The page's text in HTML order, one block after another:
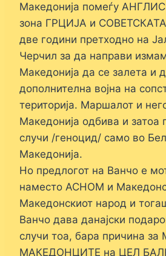
Македонија помеѓу
зона ГРЦИЈА и
две години претходно на
Черчил за да направи
Македонија да се залета и
дополнителна војна на
територија. Маршалот и
Македонија одбива и затоа
случи /геноцид/ само во
Македонија.
Но предлогот на Ванчо е
наместо АСНОМ и
Македонскиот народ и
Ванчо дава данајски
случи тоа, бара причина
МАКЕДОНЦИТЕ на ЦЕЛ